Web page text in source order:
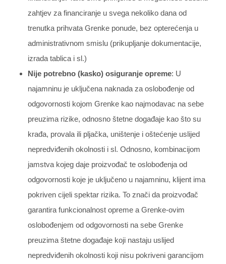
zahtjev za financiranje u svega nekoliko dana od
trenutka prihvata Grenke ponude, bez opterećenja u
administrativnom smislu (prikupljanje dokumentacije,
izrada tablica i sl.)
Nije potrebno (kasko) osiguranje opreme: U
najamninu je uključena naknada za oslobođenje od
odgovornosti kojom Grenke kao najmodavac na sebe
preuzima rizike, odnosno štetne događaje kao što su
krađa, provala ili pljačka, uništenje i oštećenje uslijed
nepredviđenih okolnosti i sl. Odnosno, kombinacijom
jamstva kojeg daje proizvođač te oslobođenja od
odgovornosti koje je uključeno u najamninu, klijent ima
pokriven cijeli spektar rizika. To znači da proizvođač
garantira funkcionalnost opreme a Grenke-ovim
oslobođenjem od odgovornosti na sebe Grenke
preuzima štetne događaje koji nastaju uslijed
nepredviđenih okolnosti koji nisu pokriveni garancijom